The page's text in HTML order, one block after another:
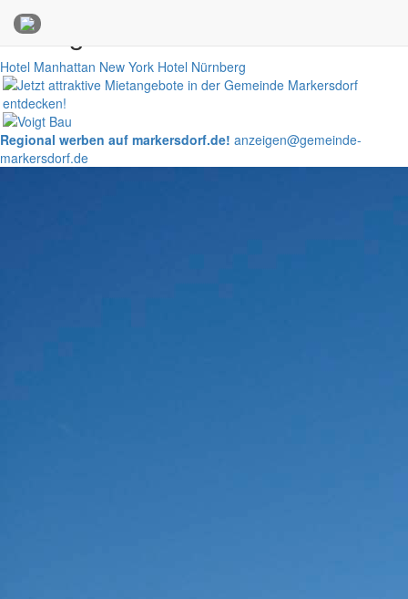
Anzeigen
Hotel Manhattan New York Hotel Nürnberg
Regional werben auf markersdorf.de! anzeigen@gemeinde-
markersdorf.de